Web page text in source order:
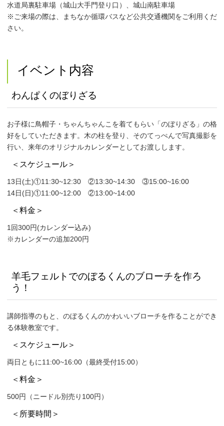
水道局裏駐車場（城山大手門登り口）、城山南駐車場
※ご来場の際は、まちなか循環バスなど公共交通機関をご利用くだ
さい。
イベント内容
わんぱくのぼりざる
お子様に鳥帽子・ちゃんちゃんこを着てもらい「のぼりざる」の格
好をしていただきます。木の柱を登り、そのてっぺんで写真撮影を
行い、来年のオリジナルカレンダーとしてお渡しします。
＜スケジュール＞
13日(土)①11:30~12:30 ②13:30~14:30 ③15:00~16:00
14日(日)①11:00~12:00 ②13:00~14:00
＜料金＞
1回300円(カレンダー込み)
※カレンダーの追加200円
羊毛フェルトでのぼるくんのブローチを作ろ
う！
講師指導のもと、のぼるくんのかわいいブローチを作ることができ
る体験教室です。
＜スケジュール＞
両日ともに11:00~16:00（最終受付15:00）
＜料金＞
500円（ニードル別売り100円）
＜所要時間＞